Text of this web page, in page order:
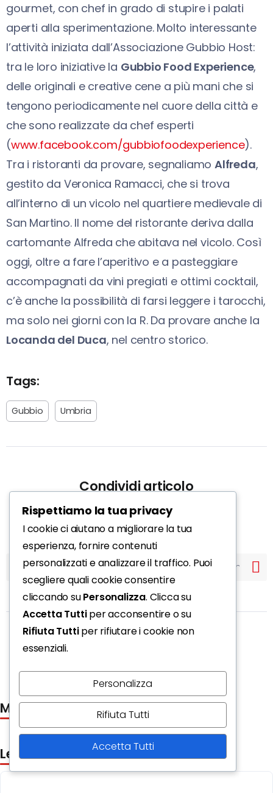
gourmet, con chef in grado di stupire i palati
aperti alla sperimentazione. Molto interessante
l’attività iniziata dall’Associazione Gubbio Host:
tra le loro iniziative la Gubbio Food Experience,
delle originali e creative cene a più mani che si
tengono periodicamente nel cuore della città e
che sono realizzate da chef esperti
(www.facebook.com/gubbiofoodexperience).
Tra i ristoranti da provare, segnaliamo Alfreda,
gestito da Veronica Ramacci, che si trova
all’interno di un vicolo nel quartiere medievale di
San Martino. Il nome del ristorante deriva dalla
cartomante Alfreda che abitava nel vicolo. Così
oggi, oltre a fare l’aperitivo e a pasteggiare
accompagnati da vini pregiati e ottimi cocktail,
c’è anche la possibilità di farsi leggere i tarocchi,
ma solo nei giorni con la R. Da provare anche la
Locanda del Duca, nel centro storico.
Tags:
Gubbio Umbria
Condividi articolo
Mio in edicola
Leggi anche
Rispettiamo la tua privacy
I cookie ci aiutano a migliorare la tua
esperienza, fornire contenuti
personalizzati e analizzare il traffico. Puoi
scegliere quali cookie consentire
cliccando suPersonalizza. Clicca su
Accetta Tuttiper acconsentire o su
Rifiuta Tuttiper rifiutare i cookie non
essenziali.
Personalizza
Rifiuta Tutti
Accetta Tutti